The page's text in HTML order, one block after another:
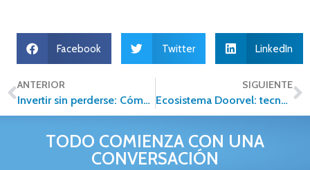
Facebook Twitter LinkedIn
ANTERIOR
Invertir sin perderse: Cómo filtrar la información correcta en el mercado de franquicias inmobiliarias
SIGUIENTE
Ecosistema Doorvel: tecnología inmobiliaria para buscar, anunciar y conectar propiedades y servicios
TODO COMIENZA CON UNA
CONVERSACIÓN